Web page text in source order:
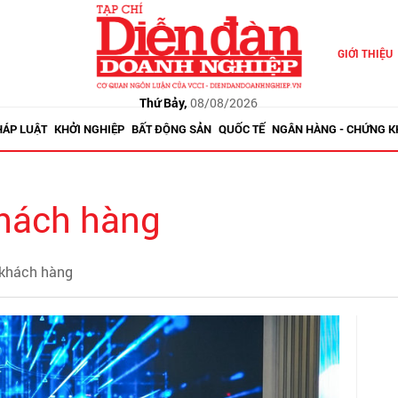
Thứ Bảy, 08/08/2026
GIỚI THIỆU
LUẬT KHỞI NGHIỆP BẤT ĐỘNG SẢN QUỐC TẾ NGÂN HÀNG - CHỨNG
hàng
hàng